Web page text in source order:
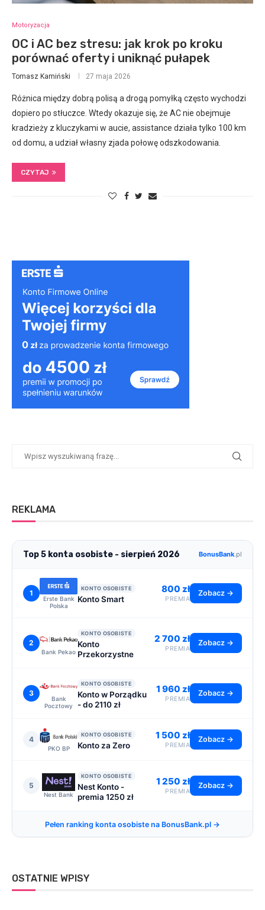
Motoryzacja
OC i AC bez stresu: jak krok po kroku
porównać oferty i uniknąć pułapek
Tomasz Kamiński 27 maja 2026
Różnica między dobrą polisą a drogą pomyłką często wychodzi
dopiero po stłuczce. Wtedy okazuje się, że AC nie obejmuje
kradzieży z kluczykami w aucie, assistance działa tylko 100 km
od domu, a udział własny zjada połowę odszkodowania.
CZYTAJ
REKLAMA
Top 5 konta osobiste - sierpień 2026 BonusBank.pl
1
Erste Bank
Polska
KONTO OSOBISTE
Konto Smart
800 zł
PREMIA
Zobacz →
2
Bank Pekao
KONTO OSOBISTE
Konto
Przekorzystne
2 700 zł
PREMIA
Zobacz →
3
Bank
Pocztowy
KONTO OSOBISTE
Konto w Porządku
- do 2110 zł
1 960 zł
PREMIA
Zobacz →
4
PKO BP
KONTO OSOBISTE
Konto za Zero
1 500 zł
PREMIA
Zobacz →
5
Nest Bank
KONTO OSOBISTE
Nest Konto -
premia 1250 zł
1 250 zł
PREMIA
Zobacz →
Pełen ranking konta osobiste na BonusBank.pl →
OSTATNIE WPISY